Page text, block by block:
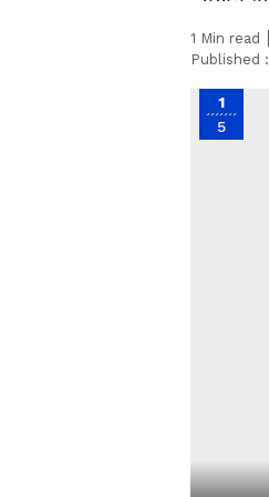
1 Min read
Published :
1
5